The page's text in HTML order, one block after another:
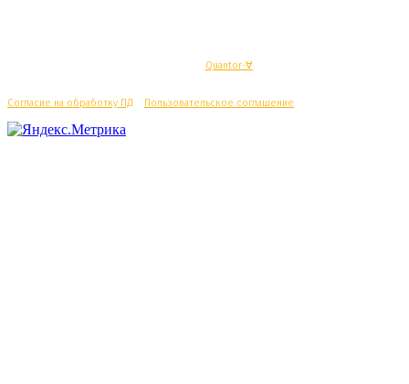
Quantor-∀
Согласие на обработку ПД Пользовательское соглашение